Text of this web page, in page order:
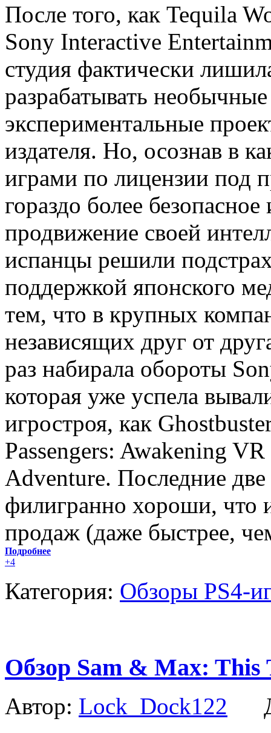
После того, как Tequila
Sony Interactive
студия фактически
разрабатывать
экспериментальные
издателя. Но, осознав в
играми по лицензии под
гораздо более
продвижение своей
испанцы решили
поддержкой японского
тем, что в крупных
независящих друг от
раз набирала обороты
которая уже успела
игростроя, как
Passengers: Awakening
Adventure. Последние две
филигранно хороши, что
продаж (даже быстрее,
Подробнее
+4
Категория: Обзоры PS4-
Обзор Sam & Max:
Автор: Lock_Dock122